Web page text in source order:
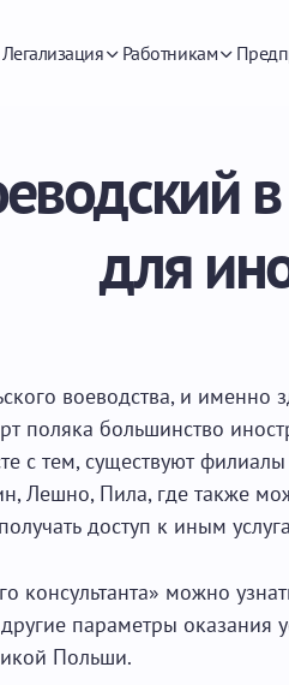
Легализация Работникам
для
воеводства, и именно
поляка большинство
с тем, существуют филиалы
Лешно, Пила, где также
доступ к иным
консультанта» можно
параметры оказания
Польши.